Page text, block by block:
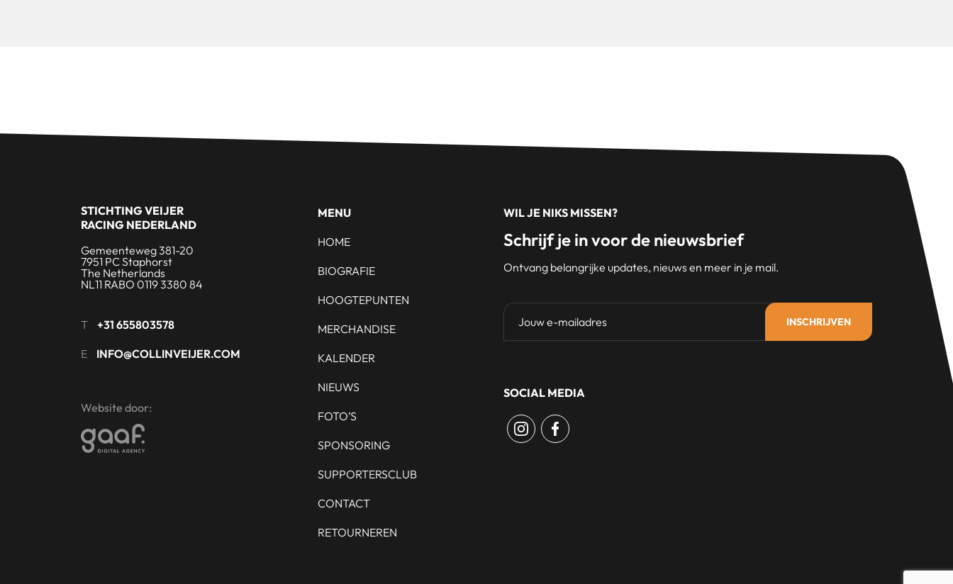
STICHTING VEIJER
RACING NEDERLAND
Gemeenteweg 381-20
7951 PC Staphorst
The Netherlands
NL11 RABO 0119 3380 84
T +31 655803578
E INFO@COLLINVEIJER.COM
Website door:
MENU
HOME
BIOGRAFIE
HOOGTEPUNTEN
MERCHANDISE
KALENDER
NIEUWS
FOTO’S
SPONSORING
SUPPORTERSCLUB
CONTACT
RETOURNEREN
WIL JE NIKS MISSEN?
Schrijf je in voor de nieuwsbrief
Ontvang belangrijke updates, nieuws en meer in je mail.
SOCIAL MEDIA